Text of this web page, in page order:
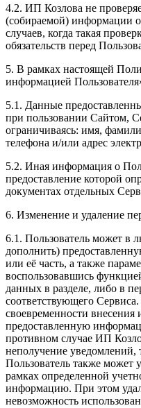
4.2. ИП Козлова не
(собираемой) информации
случаев, когда такая
обязательств перед
5. В рамках настоящей
информацией
5.1. Данные
при пользовании Сайтом,
ограничиваясь: имя,
телефона и/или адрес
5.2. Иная информация о
предоставление которой
документах отдельных
6. Изменение и удаление
6.1. Пользователь может в
дополнить)
или её часть, а также
воспользовавшись
данных в разделе, либо в
соответствующего Сервиса.
своевременности внесения
предоставленную
противном случае ИП
неполучение уведомлений,
Пользователь также может
рамках определенной
информацию. При этом
невозможность